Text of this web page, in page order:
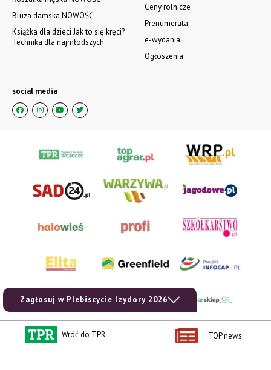
Zagłosuj w Plebiscycie Izydory 2026
Ceny rolnicze
Prenumerata
e-wydania
Ogłoszenia
Bluza damska NOWOŚĆ
Książka dla dzieci Jak to się kręci?
Technika dla najmłodszych
social media
Wróć do TPR TOP news